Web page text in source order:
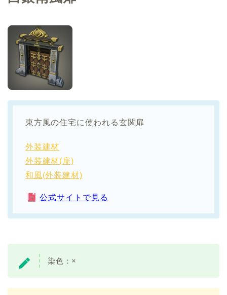
東方風の住宅に使われる玄関扉
外装建材
外装建材(扉)
和風(外装建材)
公式サイトで見る
染色： ×